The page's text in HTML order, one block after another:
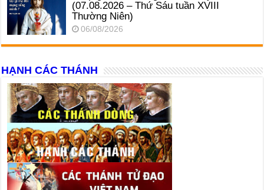
(07.08.2026 – Thứ Sáu tuần XVIII
Thường Niên)
06/08/2026
HẠNH CÁC THÁNH